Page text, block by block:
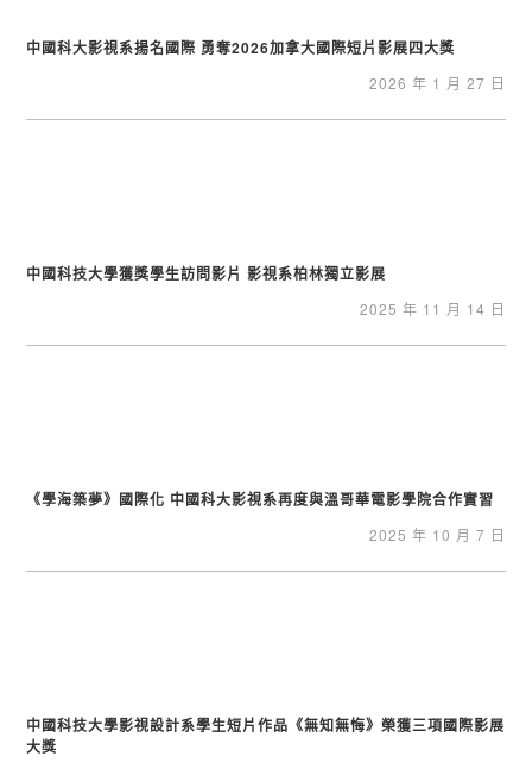
中國科大影視系揚名國際 勇奪2026加拿大國際短片影展四大獎
2026 年 1 月 27 日
中國科技大學獲獎學生訪問影片 影視系柏林獨立影展
2025 年 11 月 14 日
《學海築夢》國際化 中國科大影視系再度與溫哥華電影學院合作實習
2025 年 10 月 7 日
中國科技大學影視設計系學生短片作品《無知無悔》榮獲三項國際影展
大獎